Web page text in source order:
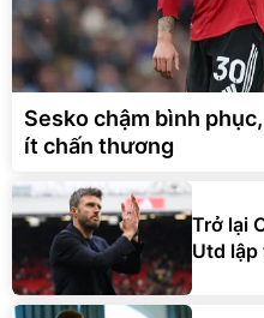
Sesko chậm bình
ít chấn thương
Trở lại
Utd lập